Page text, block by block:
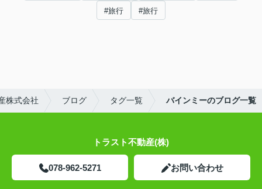
#旅行 #旅行
株式会社 ブログ タグ一覧 バインミーのブログ一覧
トラスト不動産(株)
078-962-5271 お問い合わせ